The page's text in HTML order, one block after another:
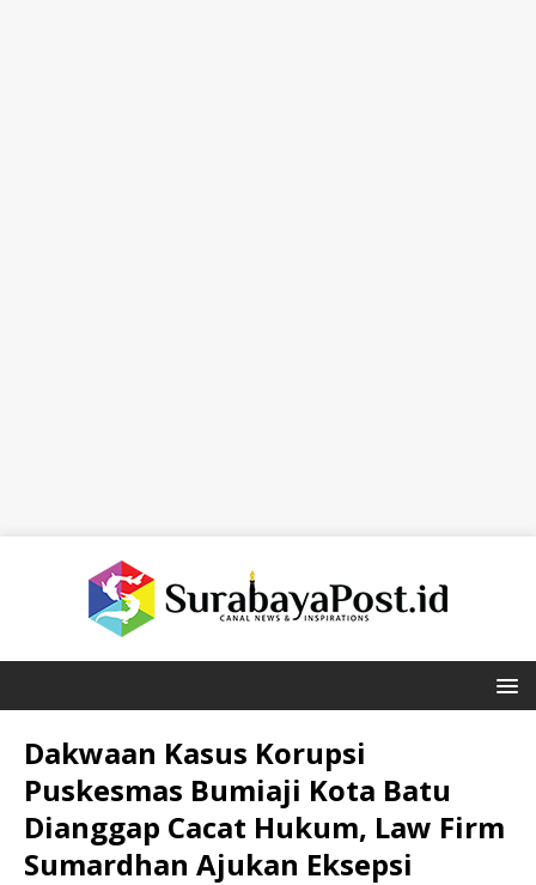
Dakwaan Kasus Korupsi
Puskesmas Bumiaji Kota Batu
Dianggap Cacat Hukum, Law Firm
Sumardhan Ajukan Eksepsi